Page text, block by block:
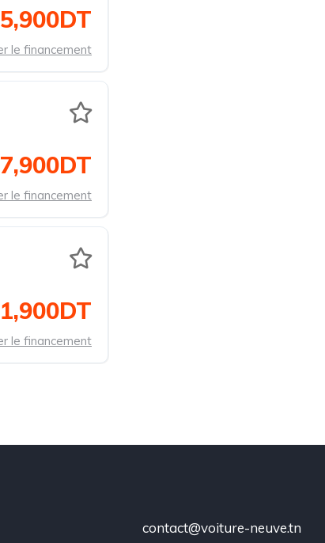
le financement
le financement
le financement
contact@voiture-neuve.tn